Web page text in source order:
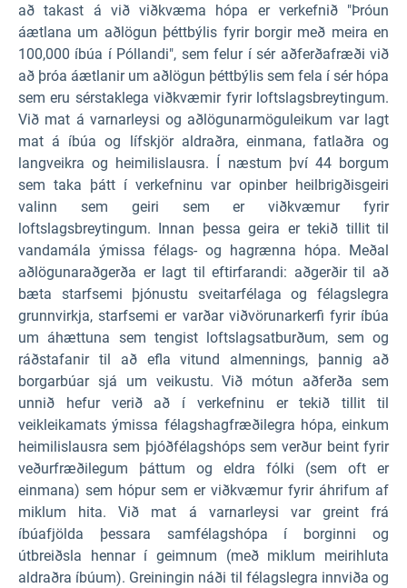
að takast á við viðkvæma hópa er verkefnið "Þróun
áætlana um aðlögun þéttbýlis fyrir borgir með meira en
100,000 íbúa í Póllandi", sem felur í sér aðferðafræði við
að þróa áætlanir um aðlögun þéttbýlis sem fela í sér hópa
sem eru sérstaklega viðkvæmir fyrir loftslagsbreytingum.
Við mat á varnarleysi og aðlögunarmöguleikum var lagt
mat á íbúa og lífskjör aldraðra, einmana, fatlaðra og
langveikra og heimilislausra. Í næstum því 44 borgum
sem taka þátt í verkefninu var opinber heilbrigðisgeiri
valinn sem geiri sem er viðkvæmur fyrir
loftslagsbreytingum. Innan þessa geira er tekið tillit til
vandamála ýmissa félags- og hagrænna hópa. Meðal
aðlögunaraðgerða er lagt til eftirfarandi: aðgerðir til að
bæta starfsemi þjónustu sveitarfélaga og félagslegra
grunnvirkja, starfsemi er varðar viðvörunarkerfi fyrir íbúa
um áhættuna sem tengist loftslagsatburðum, sem og
ráðstafanir til að efla vitund almennings, þannig að
borgarbúar sjá um veikustu. Við mótun aðferða sem
unnið hefur verið að í verkefninu er tekið tillit til
veikleikamats ýmissa félagshagfræðilegra hópa, einkum
heimilislausra sem þjóðfélagshóps sem verður beint fyrir
veðurfræðilegum þáttum og eldra fólki (sem oft er
einmana) sem hópur sem er viðkvæmur fyrir áhrifum af
miklum hita. Við mat á varnarleysi var greint frá
íbúafjölda þessara samfélagshópa í borginni og
útbreiðsla hennar í geimnum (með miklum meirihluta
aldraðra íbúum). Greiningin náði til félagslegra innviða og